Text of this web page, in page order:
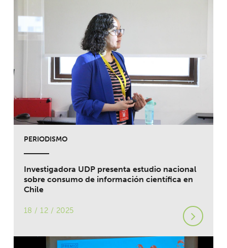
PERIODISMO
Investigadora UDP presenta estudio nacional
sobre consumo de información científica en
Chile
18 / 12 / 2025